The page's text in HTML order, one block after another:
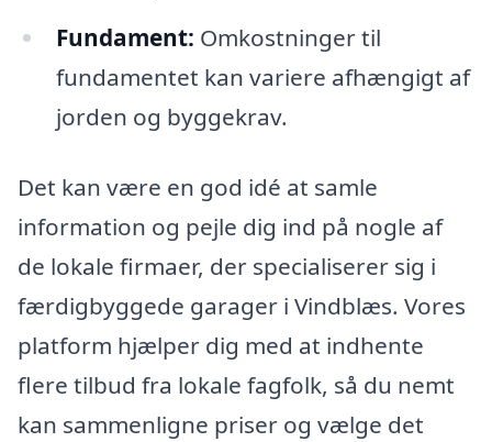
Fundament: Omkostninger til
fundamentet kan variere afhængigt af
jorden og byggekrav.
Det kan være en god idé at samle
information og pejle dig ind på nogle af
de lokale firmaer, der specialiserer sig i
færdigbyggede garager i Vindblæs. Vores
platform hjælper dig med at indhente
flere tilbud fra lokale fagfolk, så du nemt
kan sammenligne priser og vælge det